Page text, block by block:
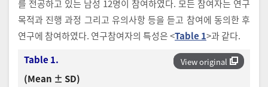
를 전공하고 있는 남성 12명이 참여하였다. 모든 참여자는 연구
목적과 진행 과정 그리고 유의사항 등을 듣고 참여에 동의한 후
연구에 참여하였다. 연구참여자의 특성은 <Table 1>과 같다.
View original
Table 1.
(Mean ± SD)